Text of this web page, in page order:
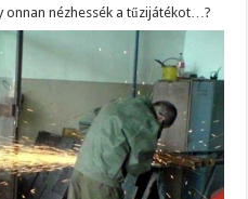
nézhessék a tűzijátékot…?